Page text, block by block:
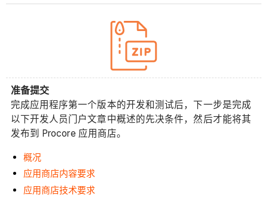
准备提交
完成应用程序第一个版本的开发和测试后，下一步是完成
以下开发人员门户文章中概述的先决条件，然后才能将其
发布到 Procore 应用商店。
概况
应用商店内容要求
应用商店技术要求